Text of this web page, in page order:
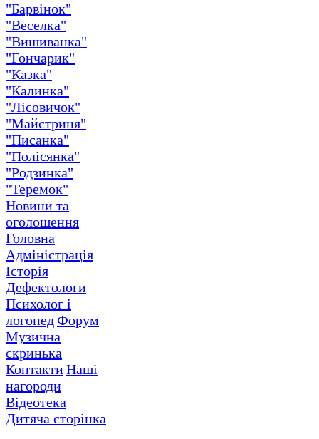
"Барвінок"
"Веселка"
"Вишиванка"
"Гончарик"
"Казка"
"Калинка"
"Лісовичок"
"Майстриня"
"Писанка"
"Полісянка"
"Родзинка"
"Теремок"
Новини та
оголошення
Головна
Адміністрація
Історія
Дефектологи
Психолог і
логопедФорум
Музична
скринька
КонтактиНаші
нагороди
Відеотека
Дитяча сторінка